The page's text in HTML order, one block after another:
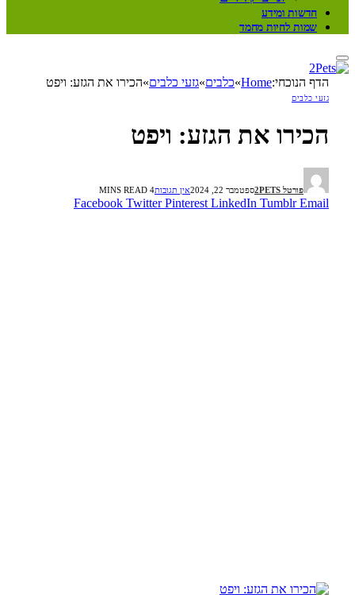
חדשות ומידע
שמות לחיות מחמד
הדף הנוכחי:Home
»כלבים»גזעי כלבים»הכירו את הגזע: ויפט
גזעי כלבים
הכירו את הגזע: ויפט
פורטל 2PETS ספטמבר 22, 2024 אין תגובות4 MINS READ
Facebook Twitter Pinterest LinkedIn Tumblr Email